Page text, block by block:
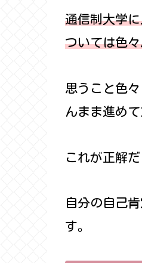
通信制大学
ついては色
思うこと色
んまま進め
これが正解
自分の自己
す。